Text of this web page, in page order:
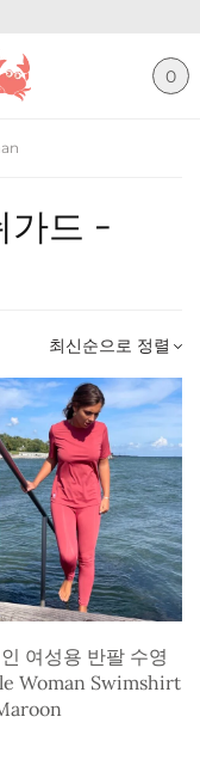
0
가드 -
여성용 반팔 수영
Woman Swimshirt